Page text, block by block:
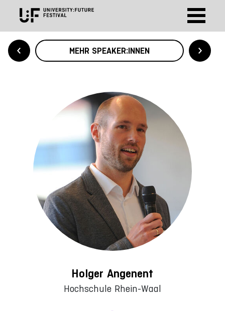
MEHR SPEAKER:INNEN
Holger Angenent
Hochschule Rhein-Waal